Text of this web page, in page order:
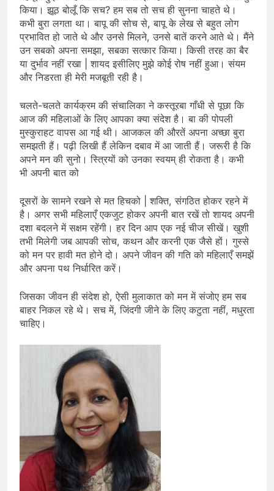
किया। झूठ बोलूँ कि सच? हम सब तो सच ही सुनना चाहते थे।
कभी बुरा लगता था। बापू की सोच से, बापू के लेख से बहुत लोग
प्रभावित हो जाते थे और उनसे मिलने, उनसे बातें करने आते थे। मैंने
उन सबको अपना समझा, सबका सत्कार किया। किसी तरह का बैर
या दुर्भाव नहीं रखा | शायद इसीलिए मुझे कोई रोष नहीं हुआ। संयम
और निडरता ही मेरी मजबूती रही है।
चलते-चलते कार्यक्रम की संचालिका ने कस्तूरबा गाँधी से पूछा कि
आज की महिलाओं के लिए आपका क्‍या संदेश है। बा की पोपली
मुस्कुराहट वापस आ गई थी। आजकल की औरतें अपना अच्छा बुरा
समझती हैं। पढ़ी लिखी हैं लेकिन दबाव में आ जाती हैं। जरूरी है कि
अपने मन की सुनो। स्त्रियों को उनका स्वयम्‌ ही रोकता है। कभी
भी अपनी बात को
दूसरों के सामने रखने से मत हिचको | शक्ति, संगठित होकर रहने में
है। अगर सभी महिलाएँ एकजुट होकर अपनी बात रखें तो शायद अपनी
दशा बदलने में सक्षम रहेंगी। हर दिन आप एक नई चीज सीखें। खुशी
तभी मिलेगी जब आपकी सोच, कथन और करनी एक जैसे हों। गुस्से
को मन पर हावी मत होने दो। अपने जीवन की गति को महिलाएँ समझें
और अपना पथ निर्धारित करें।
जिसका जीवन ही संदेश हो, ऐसी मुलाकात को मन में संजोए हम सब
बाहर निकल रहे थे। सच में, जिंदगी जीने के लिए कटुता नहीं, मधुरता
चाहिए।